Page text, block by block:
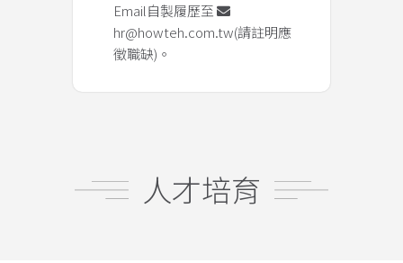
Email自製履歷至
hr@howteh.com.tw(請註明應
徵職缺)。
人才培育